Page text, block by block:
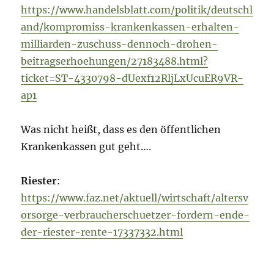
https://www.handelsblatt.com/politik/deutschl
and/kompromiss-krankenkassen-erhalten-
milliarden-zuschuss-dennoch-drohen-
beitragserhoehungen/27183488.html?
ticket=ST-4330798-dUexf12RljLxUcuER9VR-
ap1
Was nicht heißt, dass es den öffentlichen
Krankenkassen gut geht….
Riester:
https://www.faz.net/aktuell/wirtschaft/altersv
orsorge-verbraucherschuetzer-fordern-ende-
der-riester-rente-17337332.html